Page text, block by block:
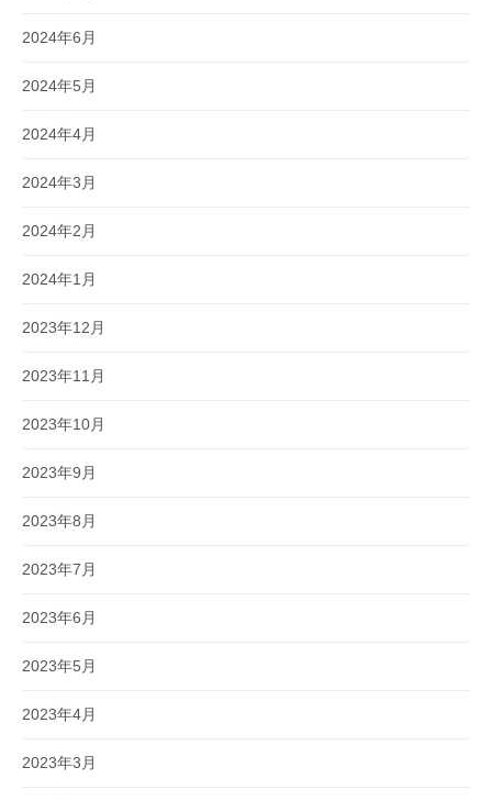
2024年6月
2024年5月
2024年4月
2024年3月
2024年2月
2024年1月
2023年12月
2023年11月
2023年10月
2023年9月
2023年8月
2023年7月
2023年6月
2023年5月
2023年4月
2023年3月